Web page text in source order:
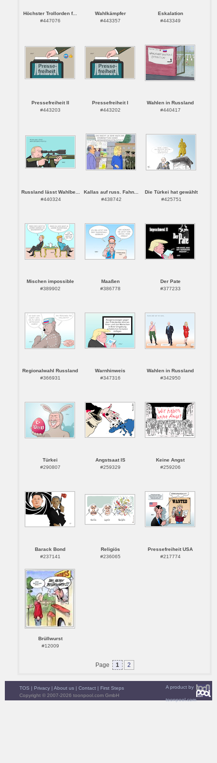
Höchster Trollorden f...
#447076
Wahlkämpfer
#443357
Eskalation
#443349
Pressefreiheit II
#443203
Pressefreiheit I
#443202
Wahlen in Russland
#440417
Russland lässt Wahlbe...
#440324
Kallas auf russ. Fahn...
#438742
Die Türkei hat gewählt
#425751
Mischen impossible
#389902
Maaßen
#386778
Der Pate
#377233
Regionalwahl Russland
#366931
Warnhinweis
#347316
Wahlen in Russland
#342950
Türkei
#290807
Angstsaat IS
#259329
Keine Angst
#259206
Barack Bond
#237141
Religiös
#236065
Pressefreiheit USA
#217774
Brüllwurst
#12009
Page 1 2
A product by
toonpool.com
TOS | Privacy | About us | Contact | First Steps
Copyright © 2007-2026 toonpool.com GmbH